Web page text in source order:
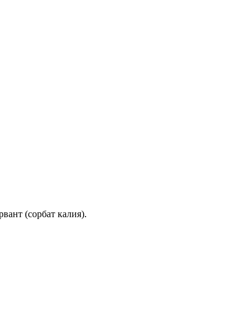
(сорбат калия).